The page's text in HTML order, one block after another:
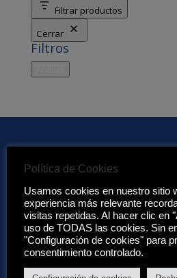
Filtrar productos
Cerrar
Filtros
Acerca de
Condiciones de
Política de Cookies
Usamos cookies en nuestro sitio
experiencia más relevante
visitas repetidas. Al hacer clic en
uso de TODAS las cookies. Sin
"Configuración de cookies" para
consentimiento controlado.